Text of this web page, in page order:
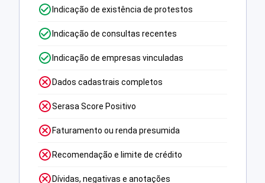
Indicação de existência de protestos
Indicação de consultas recentes
Indicação de empresas vinculadas
Dados cadastrais completos
Serasa Score Positivo
Faturamento ou renda presumida
Recomendação e limite de crédito
Dívidas, negativas e anotações